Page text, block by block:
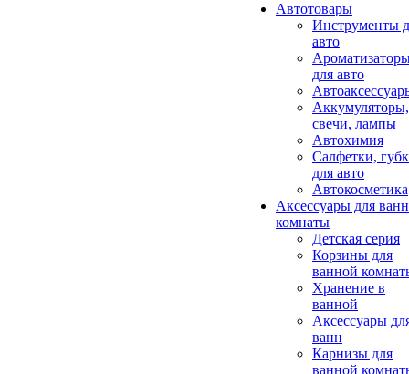
Автотовары
Инструменты
авто
для авто
Аккумуляторы,
свечи, лампы
Автохимия
Салфетки,
для авто
Автокосметика
Аксессуары для
комнаты
Детская серия
Корзины для
ванной
Хранение в
ванной
Аксессуары
ванн
Карнизы для
ванной